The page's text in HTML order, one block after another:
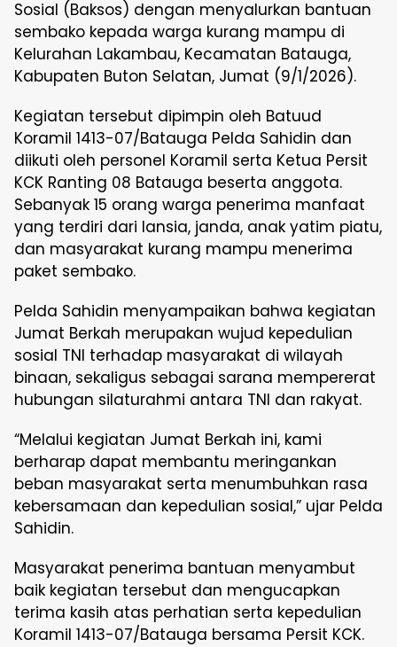
Sosial (Baksos) dengan menyalurkan bantuan
sembako kepada warga kurang mampu di
Kelurahan Lakambau, Kecamatan Batauga,
Kabupaten Buton Selatan, Jumat (9/1/2026).
Kegiatan tersebut dipimpin oleh Batuud
Koramil 1413-07/Batauga Pelda Sahidin dan
diikuti oleh personel Koramil serta Ketua Persit
KCK Ranting 08 Batauga beserta anggota.
Sebanyak 15 orang warga penerima manfaat
yang terdiri dari lansia, janda, anak yatim piatu,
dan masyarakat kurang mampu menerima
paket sembako.
Pelda Sahidin menyampaikan bahwa kegiatan
Jumat Berkah merupakan wujud kepedulian
sosial TNI terhadap masyarakat di wilayah
binaan, sekaligus sebagai sarana mempererat
hubungan silaturahmi antara TNI dan rakyat.
“Melalui kegiatan Jumat Berkah ini, kami
berharap dapat membantu meringankan
beban masyarakat serta menumbuhkan rasa
kebersamaan dan kepedulian sosial,” ujar Pelda
Sahidin.
Masyarakat penerima bantuan menyambut
baik kegiatan tersebut dan mengucapkan
terima kasih atas perhatian serta kepedulian
Koramil 1413-07/Batauga bersama Persit KCK.